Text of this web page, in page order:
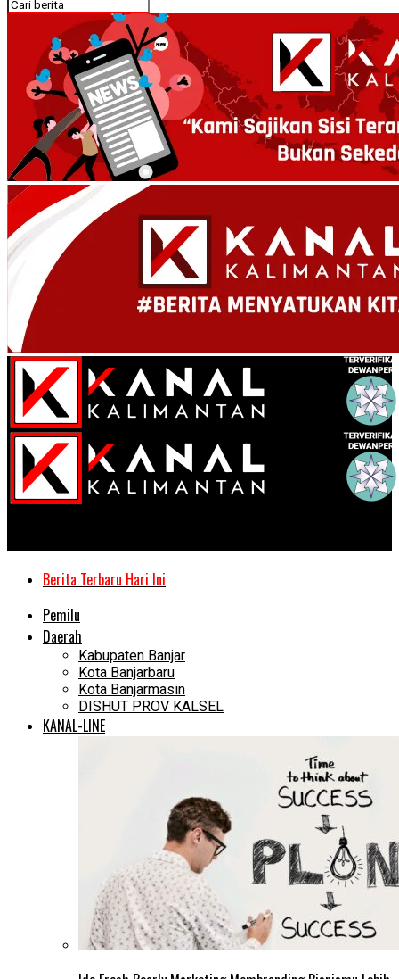
Berita Terbaru Hari Ini
Pemilu
Daerah
Kabupaten Banjar
Kota Banjarbaru
Kota Banjarmasin
DISHUT PROV KALSEL
KANAL-LINE